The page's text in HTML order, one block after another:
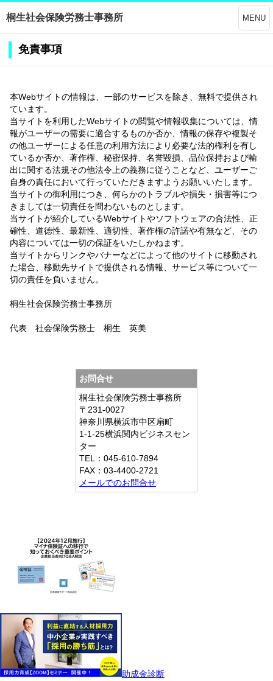
桐生社会保険労務士事務所 MENU
免責事項
本Webサイトの情報は、一部のサービスを除き、無料で提供され
ています。
当サイトを利用したWebサイトの閲覧や情報収集については、情
報がユーザーの需要に適合するものか否か、情報の保存や複製そ
の他ユーザーによる任意の利用方法により必要な法的権利を有し
ているか否か、著作権、秘密保持、名誉毀損、品位保持および輸
出に関する法規その他法令上の義務に従うことなど、ユーザーご
自身の責任において行っていただきますようお願いいたします。
当サイトの御利用につき、何らかのトラブルや損失・損害等につ
きましては一切責任を問わないものとします。
当サイトが紹介しているWebサイトやソフトウェアの合法性、正
確性、道徳性、最新性、適切性、著作権の許諾や有無など、その
内容については一切の保証をいたしかねます。
当サイトからリンクやバナーなどによって他のサイトに移動され
た場合、移動先サイトで提供される情報、サービス等について一
切の責任を負いません。
桐生社会保険労務士事務所
代表 社会保険労務士 桐生 英美
お問合せ
桐生社会保険労務士事務所
〒231-0027
神奈川県横浜市中区扇町
1-1-25横浜関内ビジネスセン
ター
TEL：045-610-7894
FAX：03-4400-2721
メールでのお問合せ
助成金診断